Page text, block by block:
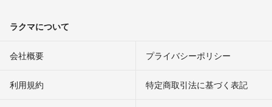
ラクマについて
会社概要 プライバシーポリシー
利用規約 特定商取引法に基づく表記